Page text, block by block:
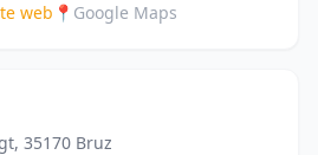
web 📍 Google Maps
35170 Bruz